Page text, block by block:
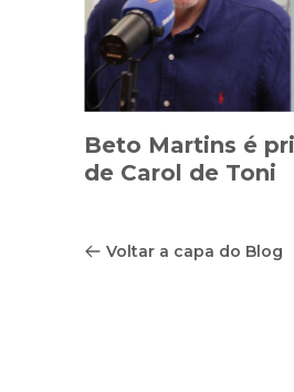
Beto Martins é
de Carol de Toni
Voltar a capa do Blog